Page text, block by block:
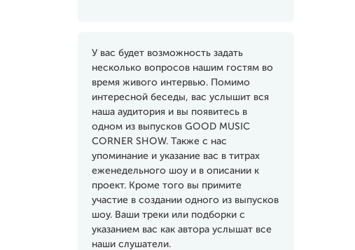
У вас будет возможность задать
несколько вопросов нашим гостям во
время живого интервью. Помимо
интересной беседы, вас услышит вся
наша аудитория и вы появитесь в
одном из выпусков GOOD MUSIC
CORNER SHOW. Также с нас
упоминание и указание вас в титрах
еженедельного шоу и в описании к
проект. Кроме того вы примите
участие в создании одного из выпусков
шоу. Ваши треки или подборки с
указанием вас как автора услышат все
наши слушатели.